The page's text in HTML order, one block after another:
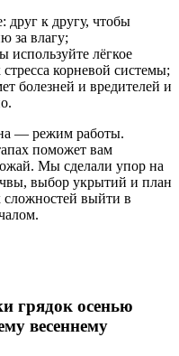
друг к другу, чтобы
за влагу;
используйте лёгкое
корневой системы;
болезней и вредителей и
— режим работы.
поможет вам
Мы сделали упор на
выбор укрытий и план
сложностей выйти в
грядок осенью
весеннему